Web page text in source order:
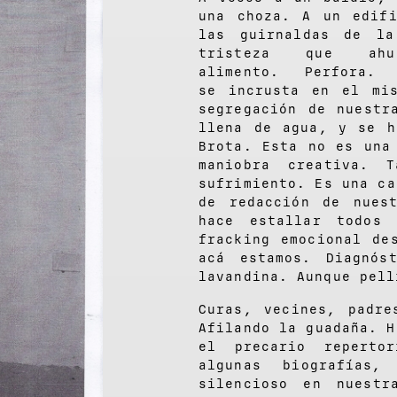
una choza. A un
las guirnaldas de la
tristeza que
alimento.
se incrusta en el
segregación de
llena de agua, y se
Brota. Esta no es una
maniobra creativa.
sufrimiento. Es una
de redacción de
hace estallar todos
fracking emocional
acá estamos.
lavandina. Aunque
Curas, vecines,
Afilando la guadaña.
el precario
algunas
silencioso en